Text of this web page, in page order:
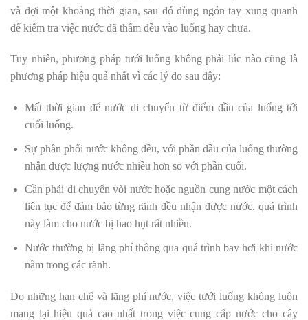
và đợi một khoảng thời gian, sau đó dùng ngón tay xung quanh
để kiểm tra việc nước đã thấm đều vào luống hay chưa.
Tuy nhiên, phương pháp tưới luống không phải lúc nào cũng là
phương pháp hiệu quả nhất vì các lý do sau đây:
Mất thời gian để nước di chuyển từ điểm đầu của luống tới
cuối luống.
Sự phân phối nước không đều, với phần đầu của luống thường
nhận được lượng nước nhiều hơn so với phần cuối.
Cần phải di chuyển vòi nước hoặc nguồn cung nước một cách
liên tục để đảm bảo từng rãnh đều nhận được nước. quá trình
này làm cho nước bị hao hụt rất nhiều.
Nước thường bị lãng phí thông qua quá trình bay hơi khi nước
nằm trong các rãnh.
Do những hạn chế và lãng phí nước, việc tưới luống không luôn
mang lại hiệu quả cao nhất trong việc cung cấp nước cho cây